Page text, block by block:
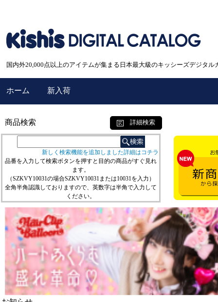
国内外20,000点以上のアイテムが集まる日本最大級のキッシーズデジタル
ホーム 新入荷
商品検索 詳細検索
新しく検索機能を追加しました詳細はコチラ
品番を入力して検索ボタンを押すと目的の商品がすぐ見れ
ます。
（SZKVY10031の場合SZKVY10031または10031を入力）
全角半角認識しておりますので、英数字は半角で入力して
ください。